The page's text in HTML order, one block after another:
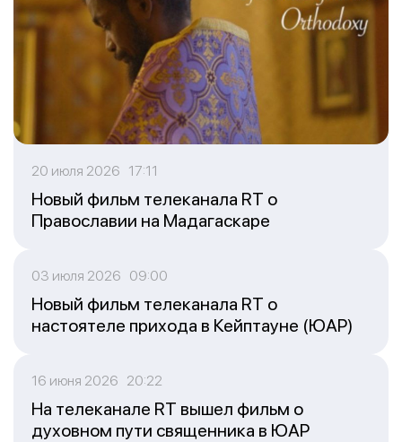
20 июля 2026 17:11
Новый фильм телеканала RT о
Православии на Мадагаскаре
03 июля 2026 09:00
Новый фильм телеканала RT о
настоятеле прихода в Кейптауне (ЮАР)
16 июня 2026 20:22
На телеканале RT вышел фильм о
духовном пути священника в ЮАР